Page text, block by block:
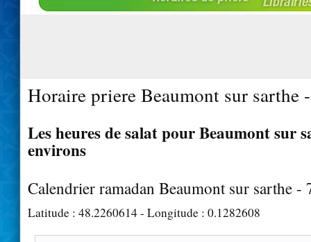
Horaire priere Beaumont sur sarthe
Les heures de salat pour Beaumont sur
environs
Calendrier ramadan Beaumont sur sarthe -
Latitude : 48.2260614- Longitude : 0.1282608